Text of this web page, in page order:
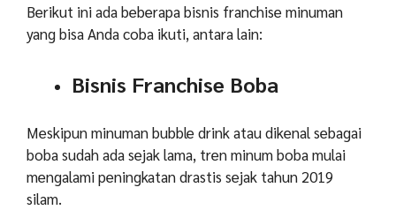
Berikut ini ada beberapa bisnis franchise minuman
yang bisa Anda coba ikuti, antara lain:
Bisnis Franchise Boba
Meskipun minuman bubble drink atau dikenal sebagai
boba sudah ada sejak lama, tren minum boba mulai
mengalami peningkatan drastis sejak tahun 2019
silam.